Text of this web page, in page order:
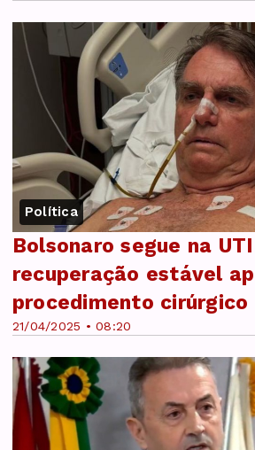
Política
21/04/2025 • 08:20
Bolsonaro segue na
recuperação estável
procedimento cirúrgico